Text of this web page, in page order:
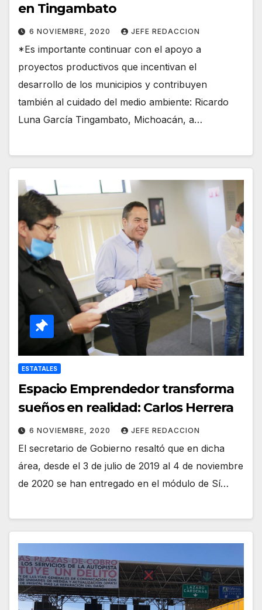
en Tingambato
6 NOVIEMBRE, 2020 JEFE REDACCION
*Es importante continuar con el apoyo a
proyectos productivos que incentivan el
desarrollo de los municipios y contribuyen
también al cuidado del medio ambiente: Ricardo
Luna García Tingambato, Michoacán, a…
ESTATALES
Espacio Emprendedor transforma
sueños en realidad: Carlos Herrera
6 NOVIEMBRE, 2020 JEFE REDACCION
El secretario de Gobierno resaltó que en dicha
área, desde el 3 de julio de 2019 al 4 de noviembre
de 2020 se han entregado en el módulo de Sí…